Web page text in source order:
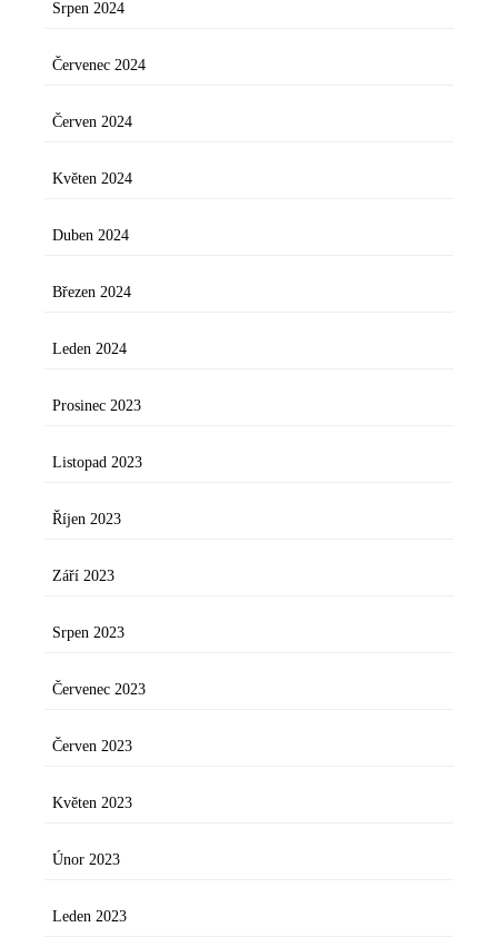
Srpen 2024
Červenec 2024
Červen 2024
Květen 2024
Duben 2024
Březen 2024
Leden 2024
Prosinec 2023
Listopad 2023
Říjen 2023
Září 2023
Srpen 2023
Červenec 2023
Červen 2023
Květen 2023
Únor 2023
Leden 2023